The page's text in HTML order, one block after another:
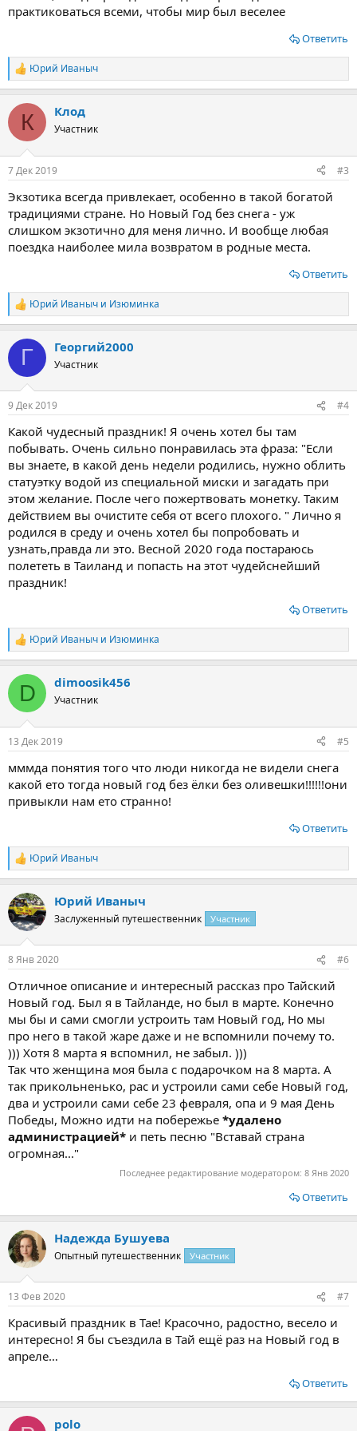
практиковаться всеми, чтобы мир был веселее
Ответить
Р
е
к
и
Юрий Иваныч
К Клод
Участник
7 Дек 2019 #3
Экзотика всегда привлекает, особенно в такой богатой
традициями стране. Но Новый Год без снега - уж
слишком экзотично для меня лично. И вообще любая
поездка наиболее мила возвратом в родные места.
Ответить
Р
е
к
и
Юрий Иваныч и Изюминка
Г Георгий2000
Участник
9 Дек 2019 #4
Какой чудесный праздник! Я очень хотел бы там
побывать. Очень сильно понравилась эта фраза: "Если
вы знаете, в какой день недели родились, нужно облить
статуэтку водой из специальной миски и загадать при
этом желание. После чего пожертвовать монетку. Таким
действием вы очистите себя от всего плохого. " Лично я
родился в среду и очень хотел бы попробовать и
узнать,правда ли это. Весной 2020 года постараюсь
полететь в Таиланд и попасть на этот чудейснейший
праздник!
Ответить
Р
е
к
и
Юрий Иваныч и Изюминка
D dimoosik456
Участник
13 Дек 2019 #5
мммда понятия того что люди никогда не видели снега
какой ето тогда новый год без ёлки без оливешки!!!!!!они
привыкли нам ето странно!
Ответить
Р
е
к
ц
и
Юрий Иваныч
Юрий Иваныч
Заслуженный путешественник Участник
8 Янв 2020 #6
Отличное описание и интересный рассказ про Тайский
Новый год. Был я в Тайланде, но был в марте. Конечно
мы бы и сами смогли устроить там Новый год, Но мы
про него в такой жаре даже и не вспомнили почему то.
))) Хотя 8 марта я вспомнил, не забыл. )))
Так что женщина моя была с подарочком на 8 марта. А
так прикольненько, рас и устроили сами себе Новый год,
два и устроили сами себе 23 февраля, опа и 9 мая День
Победы, Можно идти на побережье *удалено
администрацией* и петь песню "Вставай страна
огромная..."
Последнее редактирование модератором: 8 Янв 2020
Ответить
Надежда Бушуева
Опытный путешественник Участник
13 Фев 2020 #7
Красивый праздник в Тае! Красочно, радостно, весело и
интересно! Я бы съездила в Тай ещё раз на Новый год в
апреле…
Ответить
polo